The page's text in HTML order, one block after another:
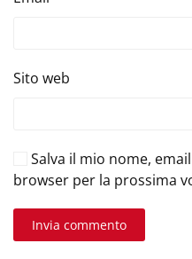
Sito web
Salva il mio nome,
browser per la prossima
Invia commento